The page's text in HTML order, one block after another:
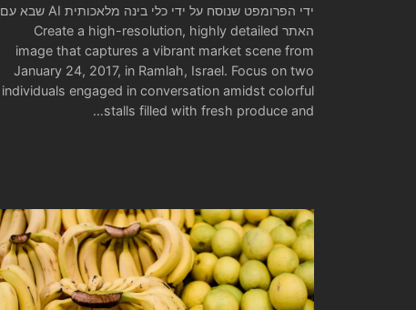
ידי הפרומפט שנוסח על ידי כלי בינה מלאכותית AI שבא עם
האתר Create a high-resolution, highly detailed
image that captures a vibrant market scene from
January 24, 2017, in Ramlah, Israel. Focus on two
individuals engaged in conversation amidst colorful
stalls filled with fresh produce and…